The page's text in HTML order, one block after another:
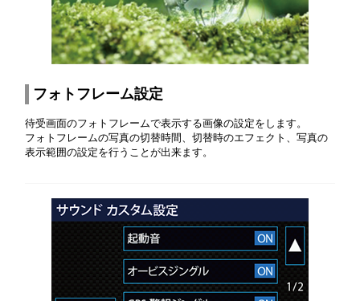
フォトフレーム設定
待受画面のフォトフレームで表示する画像の設定をします。
フォトフレームの写真の切替時間、切替時のエフェクト、写真の
表示範囲の設定を行うことが出来ます。